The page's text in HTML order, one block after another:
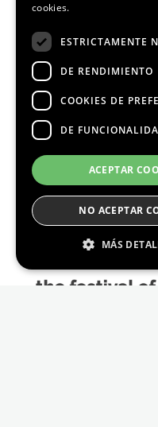
Media Partners
cookies.
ESTRICTAMENTE
DE RENDIMIENTO
COOKIES DE
DE
ACEPTAR
NO ACEPTAR
MÁS